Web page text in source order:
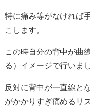
特に痛み等がなければ
こします。
この時自分の背中が曲
る）イメージで行いま
反対に背中が一直線と
がかかりすぎ痛めるリ